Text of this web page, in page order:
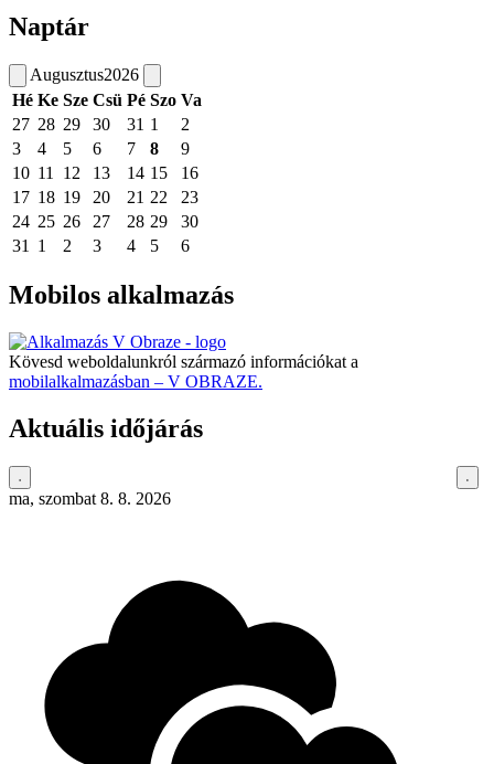
Naptár
Augusztus2026
Hé Ke Sze Csü Pé Szo Va
27 28 29 30 31 1
2
3
4 5 6 7 8
9
10 11 12 13 14 15
16
17 18 19 20 21 22
23
24 25 26 27 28 29
30
31
1 2 3 4 5 6
Mobilos alkalmazás
Kövesd weboldalunkról származó információkat a
mobilalkalmazásban – V OBRAZE.
Aktuális időjárás
ma, szombat 8. 8. 2026